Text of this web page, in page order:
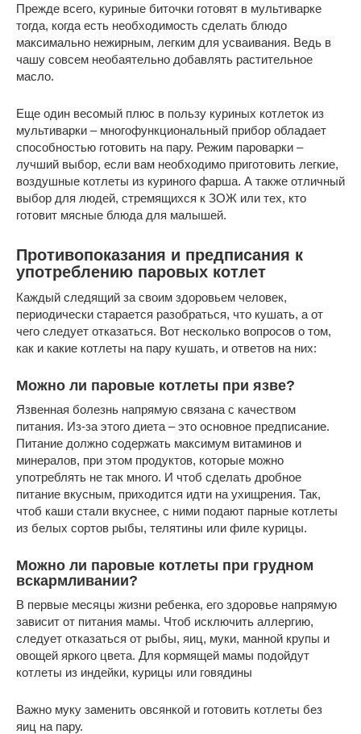
Прежде всего, куриные биточки готовят в мультиварке
тогда, когда есть необходимость сделать блюдо
максимально нежирным, легким для усваивания. Ведь в
чашу совсем необаятельно добавлять растительное
масло.
Еще один весомый плюс в пользу куриных котлеток из
мультиварки – многофункциональный прибор обладает
способностью готовить на пару. Режим пароварки –
лучший выбор, если вам необходимо приготовить легкие,
воздушные котлеты из куриного фарша. А также отличный
выбор для людей, стремящихся к ЗОЖ или тех, кто
готовит мясные блюда для малышей.
Противопоказания и предписания к
употреблению паровых котлет
Каждый следящий за своим здоровьем человек,
периодически старается разобраться, что кушать, а от
чего следует отказаться. Вот несколько вопросов о том,
как и какие котлеты на пару кушать, и ответов на них:
Можно ли паровые котлеты при язве?
Язвенная болезнь напрямую связана с качеством
питания. Из-за этого диета – это основное предписание.
Питание должно содержать максимум витаминов и
минералов, при этом продуктов, которые можно
употреблять не так много. И чтоб сделать дробное
питание вкусным, приходится идти на ухищрения. Так,
чтоб каши стали вкуснее, с ними подают парные котлеты
из белых сортов рыбы, телятины или филе курицы.
Можно ли паровые котлеты при грудном
вскармливании?
В первые месяцы жизни ребенка, его здоровье напрямую
зависит от питания мамы. Чтоб исключить аллергию,
следует отказаться от рыбы, яиц, муки, манной крупы и
овощей яркого цвета. Для кормящей мамы подойдут
котлеты из индейки, курицы или говядины
Важно муку заменить овсянкой и готовить котлеты без
яиц на пару.